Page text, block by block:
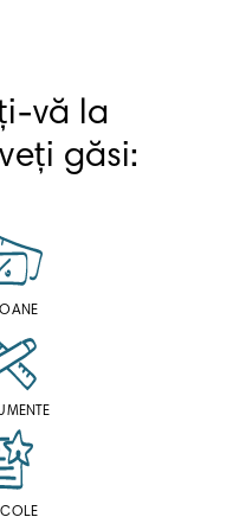
vă la
găsi: